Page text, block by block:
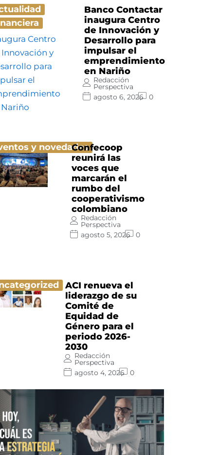
Banco Contactar
inaugura Centro
de Innovación y
Desarrollo para
impulsar el
emprendimiento
en Nariño
Redacción
Perspectiva
agosto 6, 2026
0
y novedadesConfecoop
reunirá las
voces que
marcarán el
rumbo del
cooperativismo
colombiano
Redacción
Perspectiva
agosto 5, 2026
0
ACI renueva el
liderazgo de su
Comité de
Equidad de
Género para el
periodo 2026-
2030
Redacción
Perspectiva
agosto 4, 2026
0